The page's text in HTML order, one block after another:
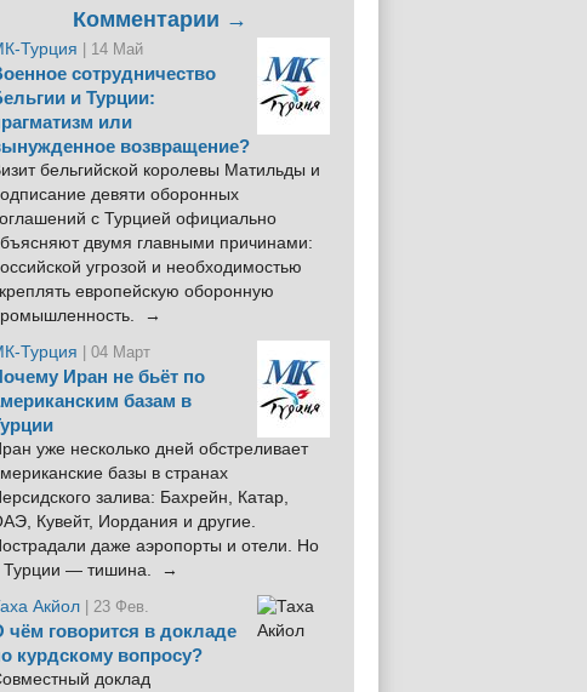
Комментарии →
Турция | 14 Май
сотрудничество
и Турции:
или
возвращение?
бельгийской королевы Матильды и
девяти оборонных
с Турцией официально
двумя главными причинами:
угрозой и необходимостью
европейскую оборонную
→
Турция
| 04 Март
Иран не бьёт по
базам в
уже несколько дней обстреливает
базы в странах
залива: Бахрейн, Катар,
Кувейт, Иордания и другие.
даже аэропорты и отели. Но
Турции — тишина. →
Акйол | 23 Фев.
чём говорится в докладе
курдскому вопросу?
доклад